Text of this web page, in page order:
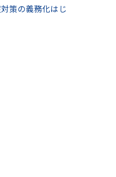
策の義務化はじ